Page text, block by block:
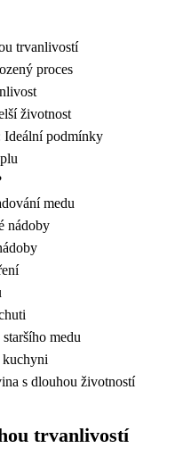
trvanlivostí
proces
životnost
Ideální podmínky
medu
nádoby
medu
kuchyni
s dlouhou životností
trvanlivostí